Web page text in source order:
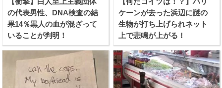
の代表男性、DNA検査の結
果14％黒人の血が混ざって
いることが判明！
ケーンが去った浜辺に謎の
生物が打ち上げられネット
上で悲鳴が上がる！